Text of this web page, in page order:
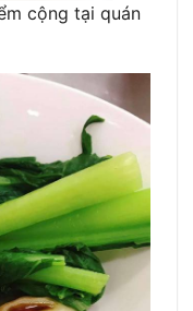
cộng tại quán